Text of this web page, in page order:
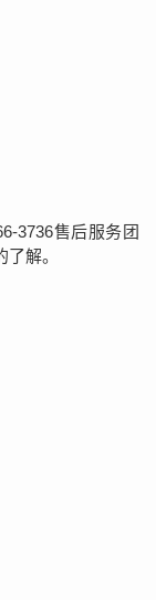
3736售后服务团
解。